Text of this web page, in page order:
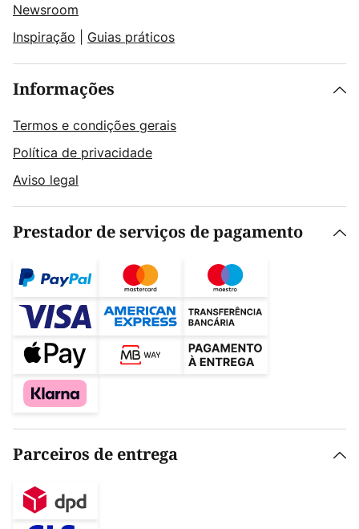
Newsroom
Inspiração
Guias práticos
Informações
Termos e condições gerais
Política de privacidade
Aviso legal
Prestador de serviços de pagamento
Parceiros de entrega